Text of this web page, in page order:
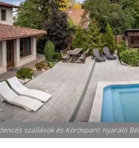
szállások és Körösparti nyaraló